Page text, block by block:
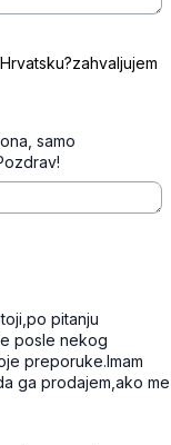
samo
pitanju
posle nekog
preporuke.Imam
ga prodajem,ako me